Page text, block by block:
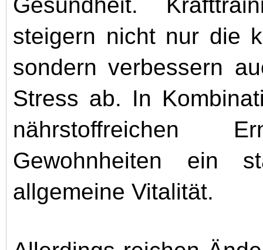
steigern nicht nur die
sondern verbessern
Stress ab. In
nährstoffreichen
Gewohnheiten ein
allgemeine Vitalität.